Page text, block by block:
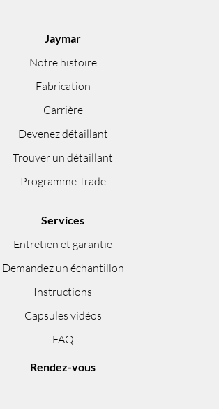
Jaymar
Notre histoire
Fabrication
Carrière
Devenez détaillant
Trouver un détaillant
Programme Trade
Services
Entretien et garantie
Demandez un échantillon
Instructions
Capsules vidéos
FAQ
Rendez-vous